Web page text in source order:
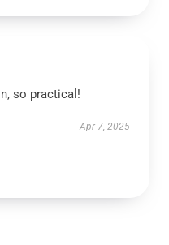
so practical!
Apr 7, 2025